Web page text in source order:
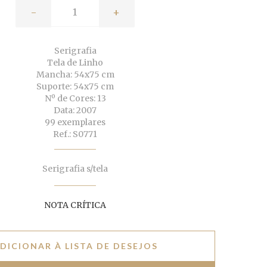
- +
Serigrafia
Tela de Linho
Mancha: 54x75 cm
Suporte: 54x75 cm
Nº de Cores: 13
Data: 2007
99 exemplares
Ref.: S0771
Serigrafia s/tela
NOTA CRÍTICA
À LISTA DE DESEJOS